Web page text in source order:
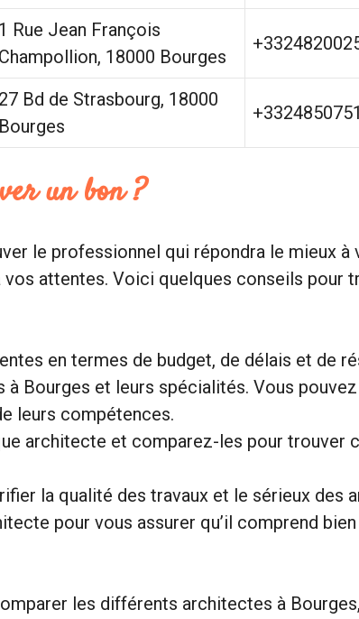
1 Rue Jean François
Champollion, 18000 Bourges
27 Bd de Strasbourg, 18000
Bourges
un bon ?
le professionnel qui répondra le mieux
attentes. Voici quelques conseils pour
en termes de budget, de délais et de
Bourges et leurs spécialités. Vous
leurs compétences.
architecte et comparez-les pour trouver
la qualité des travaux et le sérieux des
pour vous assurer qu’il comprend
les différents architectes à